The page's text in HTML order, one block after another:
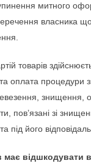
митного
власника
товарів
оплата процедури
пов’язані зі
під його
відшкодувати